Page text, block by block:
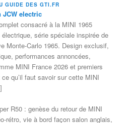
GUIDE DES GTI.FR
electric
consacré à la MINI 1965
série spéciale inspirée de
Monte-Carlo 1965. Design exclusif,
performances annoncées,
MINI France 2026 et premiers
qu’il faut savoir sur cette MINI
R50 : genèse du retour de MINI
rétro, vie à bord façon salon anglais,